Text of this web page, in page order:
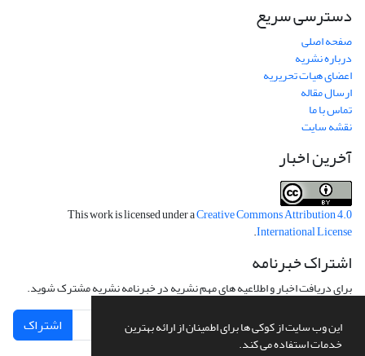
این وب سایت از کوکی ها برای اطمینان از ارائه بهترین
خدمات استفاده می کند.
دسترسی سریع
صفحه اصلی
درباره نشریه
اعضای هیات تحریریه
ارسال مقاله
تماس با ما
نقشه سایت
آخرین اخبار
This work is licensed under aCreative Commons Attribution 4.0
International License
.
اشتراک خبرنامه
برای دریافت اخبار و اطلاعیه های مهم نشریه در خبرنامه نشریه مشترک شوید.
اشتراک